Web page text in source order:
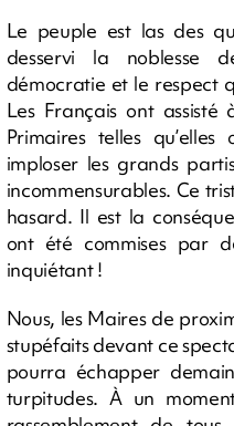
Le peuple est las des
desservi la noblesse
démocratie et le respect
Les Français ont
Primaires telles
imploser les grands
incommensurables. Ce
hasard. Il est la
ont été commises par
inquiétant !
Nous, les Maires de
stupéfaits devant ce
pourra échapper
turpitudes. À un